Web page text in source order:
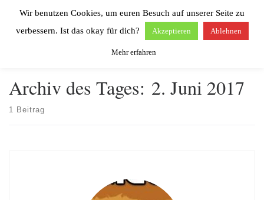
Zum Inhalt springen
Search
Archiv des Tages: 2. Juni 2017
1 Beitrag
Wir benutzen Cookies, um euren Besuch auf unserer Seite zu
verbessern. Ist das okay für dich?
Akzeptieren Ablehnen
Mehr erfahren